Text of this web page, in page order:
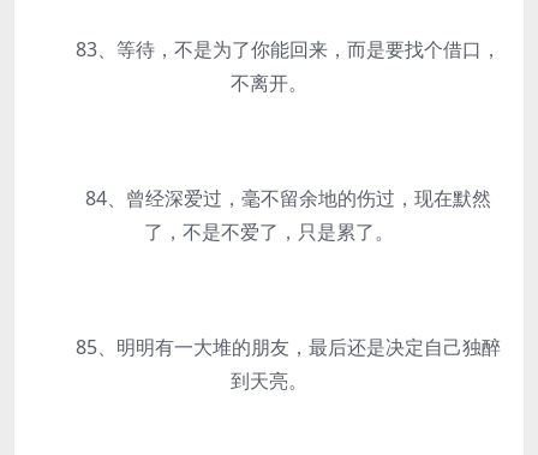
83、等待，不是为了你能回来，而是要找个借口，
不离开。
84、曾经深爱过，毫不留余地的伤过，现在默然
了，不是不爱了，只是累了。
85、明明有一大堆的朋友，最后还是决定自己独醉
到天亮。